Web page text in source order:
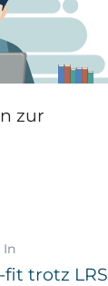
zur
In
trotz LRS